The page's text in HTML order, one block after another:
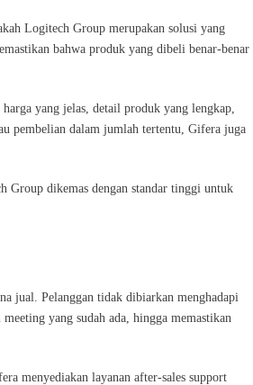
Logitech Group merupakan solusi yang
bahwa produk yang dibeli benar-benar
yang jelas, detail produk yang lengkap,
pembelian dalam jumlah tertentu, Gifera juga
Group dikemas dengan standar tinggi untuk
jual. Pelanggan tidak dibiarkan menghadapi
yang sudah ada, hingga memastikan
menyediakan layanan after-sales support